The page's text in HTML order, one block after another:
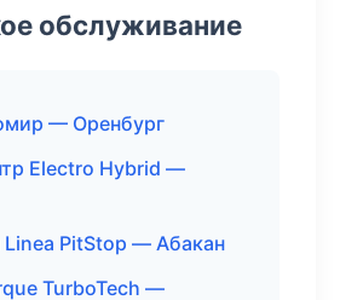
обслуживание
— Оренбург
Electro Hybrid —
Linea PitStop — Абакан
TurboTech —